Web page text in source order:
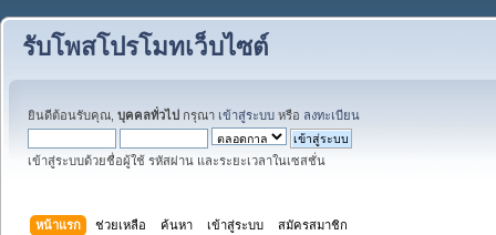
รับโพสโปรโมทเว็บไซต์
ยินดีต้อนรับคุณ, บุคคลทั่วไป กรุณา เข้าสู่ระบบ หรือ ลงทะเบียน
เข้าสู่ระบบด้วยชื่อผู้ใช้ รหัสผ่าน และระยะเวลาในเซสชั่น
หน้าแรก ช่วยเหลือ ค้นหา เข้าสู่ระบบ สมัครสมาชิก